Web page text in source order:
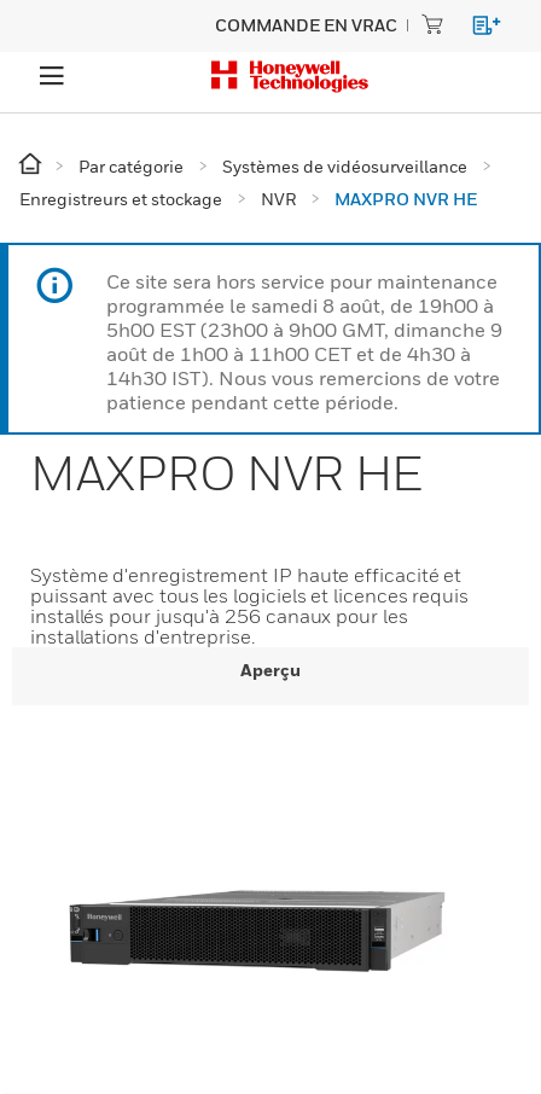
COMMANDE EN VRAC
Par catégorie
Systèmes de vidéosurveillance
Enregistreurs et stockage
NVR MAXPRO NVR HE
Ce site sera hors service pour maintenance
programmée le samedi 8 août, de 19h00 à
5h00 EST (23h00 à 9h00 GMT, dimanche 9
août de 1h00 à 11h00 CET et de 4h30 à
14h30 IST). Nous vous remercions de votre
patience pendant cette période.
MAXPRO NVR HE
Système d'enregistrement IP haute efficacité et
puissant avec tous les logiciels et licences requis
installés pour jusqu'à 256 canaux pour les
installations d'entreprise.
Aperçu